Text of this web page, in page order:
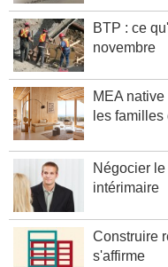
BTP : ce
novembre
MEA
les
Négocier
intérimaire
Construire
s'affirme